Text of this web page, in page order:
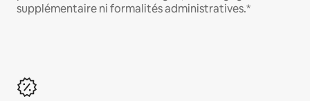
supplémentaire ni formalités administratives.*